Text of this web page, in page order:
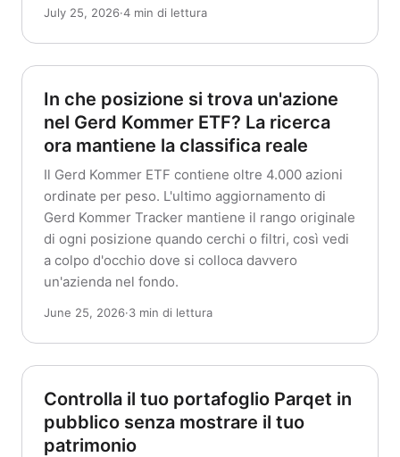
July 25, 2026·4 min di lettura
In che posizione si trova un'azione
nel Gerd Kommer ETF? La ricerca
ora mantiene la classifica reale
Il Gerd Kommer ETF contiene oltre 4.000 azioni
ordinate per peso. L'ultimo aggiornamento di
Gerd Kommer Tracker mantiene il rango originale
di ogni posizione quando cerchi o filtri, così vedi
a colpo d'occhio dove si colloca davvero
un'azienda nel fondo.
June 25, 2026·3 min di lettura
Controlla il tuo portafoglio Parqet in
pubblico senza mostrare il tuo
patrimonio